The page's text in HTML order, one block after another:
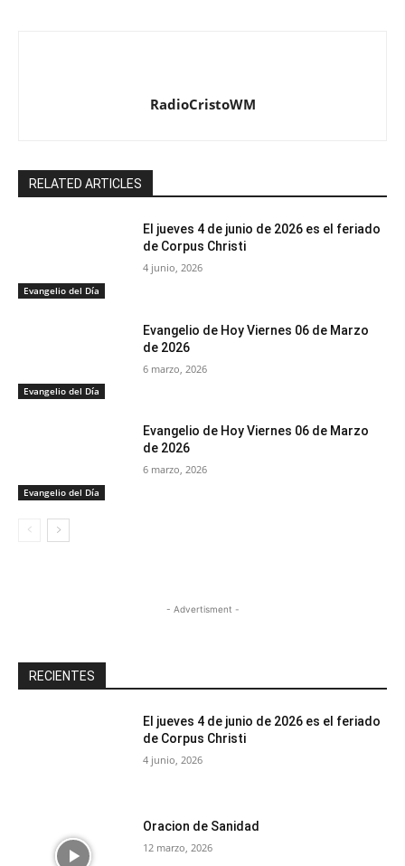
RadioCristoWM
RELATED ARTICLES
Evangelio del Día
El jueves 4 de junio de 2026 es el feriado
de Corpus Christi
4 junio, 2026
Evangelio del Día
Evangelio de Hoy Viernes 06 de Marzo
de 2026
6 marzo, 2026
Evangelio del Día
Evangelio de Hoy Viernes 06 de Marzo
de 2026
6 marzo, 2026
- Advertisment -
RECIENTES
El jueves 4 de junio de 2026 es el feriado
de Corpus Christi
4 junio, 2026
Oracion de Sanidad
12 marzo, 2026